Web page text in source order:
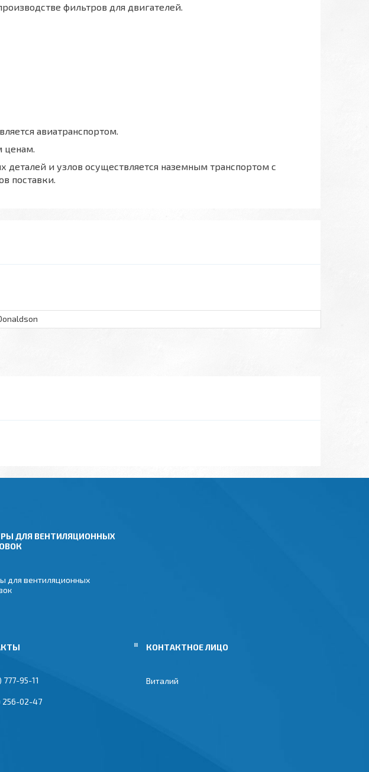
фильтров для двигателей.
авиатранспортом.
ценам.
деталей и узлов осуществляется наземным транспортом с
поставки.
ДЛЯ ВЕНТИЛЯЦИОННЫХ
для вентиляционных
777-95-11
256-02-47
Виталий